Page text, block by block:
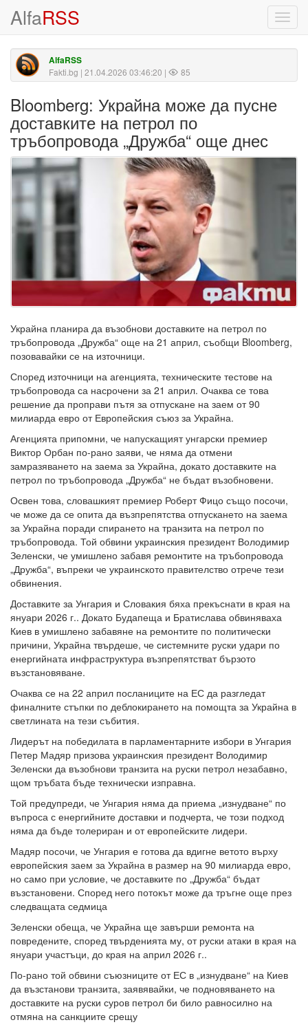
AlfaRSS
AlfaRSS
Fakti.bg | 21.04.2026 03:46:20 | 85
Bloomberg: Украйна може да пусне
доставките на петрол по
тръбопровода „Дружба“ още днес
Украйна планира да възобнови доставките на петрол по
тръбопровода „Дружба“ още на 21 април, съобщи Bloomberg,
позовавайки се на източници.
Според източници на агенцията, техническите тестове на
тръбопровода са насрочени за 21 април. Очаква се това
решение да проправи пътя за отпускане на заем от 90
милиарда евро от Европейския съюз за Украйна.
Агенцията припомни, че напускащият унгарски премиер
Виктор Орбан по-рано заяви, че няма да отмени
замразяването на заема за Украйна, докато доставките на
петрол по тръбопровода „Дружба“ не бъдат възобновени.
Освен това, словашкият премиер Роберт Фицо също посочи,
че може да се опита да възпрепятства отпускането на заема
за Украйна поради спирането на транзита на петрол по
тръбопровода. Той обвини украинския президент Володимир
Зеленски, че умишлено забавя ремонтите на тръбопровода
„Дружба“, въпреки че украинското правителство отрече тези
обвинения.
Доставките за Унгария и Словакия бяха прекъснати в края на
януари 2026 г.. Докато Будапеща и Братислава обвиняваха
Киев в умишлено забавяне на ремонтите по политически
причини, Украйна твърдеше, че системните руски удари по
енергийната инфраструктура възпрепятстват бързото
възстановяване.
Очаква се на 22 април посланиците на ЕС да разгледат
финалните стъпки по деблокирането на помощта за Украйна в
светлината на тези събития.
Лидерът на победилата в парламентарните избори в Унгария
Петер Мадяр призова украинския президент Володимир
Зеленски да възобнови транзита на руски петрол незабавно,
щом тръбата бъде технически изправна.
Той предупреди, че Унгария няма да приема „изнудване“ по
въпроса с енергийните доставки и подчерта, че този подход
няма да бъде толериран и от европейските лидери.
Мадяр посочи, че Унгария е готова да вдигне ветото върху
европейския заем за Украйна в размер на 90 милиарда евро,
но само при условие, че доставките по „Дружба“ бъдат
възстановени. Според него потокът може да тръгне още през
следващата седмица
Зеленски обеща, че Украйна ще завърши ремонта на
повредените, според твърденията му, от руски атаки в края на
януари участъци, до края на април 2026 г..
По-рано той обвини съюзниците от ЕС в „изнудване“ на Киев
да възстанови транзита, заявявайки, че подновяването на
доставките на руски суров петрол би било равносилно на
отмяна на санкциите срещу